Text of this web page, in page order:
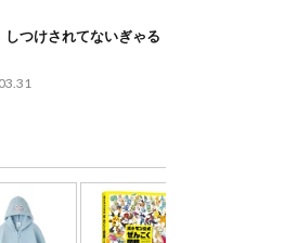
しつけされてないぎゃる